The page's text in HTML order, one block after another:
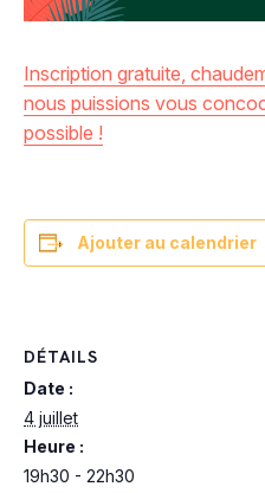
Inscription gratuite,
nous puissions vous
possible !
Ajouter au calendrier
DÉTAILS
Date :
4 juillet
Heure :
19h30 - 22h30